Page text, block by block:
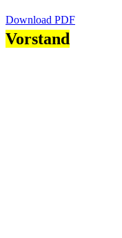
Download PDF
Vorstand